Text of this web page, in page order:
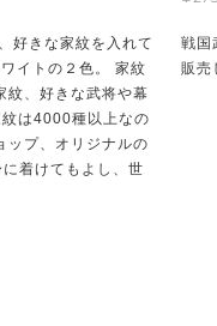
好きな家紋を入れて
イトの２色。 家紋
紋、好きな武将や幕
は4000種以上なの
ップ、オリジナルの
着けてもよし、世
戦国
販売